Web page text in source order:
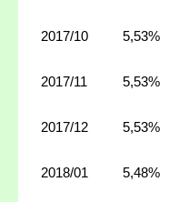
2017/10 5,53%
2017/11 5,53%
2017/12 5,53%
2018/01 5,48%